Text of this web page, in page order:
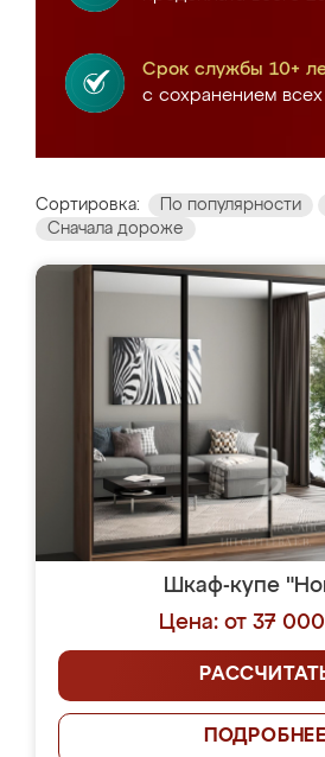
Срок службы 10+
с сохранением всех
Сортировка: По популярности
Сначала дороже
Шкаф-купе
Цена: от 37
ПОДРОБНЕЕ